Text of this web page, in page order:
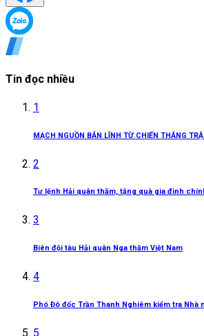
Tin đọc nhiều
1
MẠCH NGUỒN BẢN LĨNH TỪ CHIẾN THẮNG
2
Tư lệnh Hải quân thăm, tặng quà gia đình
3
Biên đội tàu Hải quân Nga thăm Việt Nam
4
Phó Đô đốc Trần Thanh Nghiêm kiểm tra Nhà
5